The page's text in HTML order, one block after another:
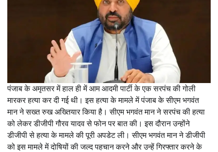
पंजाब के अमृतसर में हाल ही में आम आदमी पार्टी के एक सरपंच की गोली
मारकर हत्या कर दी गई थी। इस हत्या के मामले में पंजाब के सीएम भगवंत
मान ने सख्त रुख अख्तियार किया है। सीएम भगवंत मान ने सरपंच की हत्या
को लेकर डीजीपी गौरव यादव से फोन पर बात की। इस दौरान उन्होंने
डीजीपी से हत्या के मामले की पूरी अपडेट ली। सीएम भगवंत मान ने डीजीपी
को इस मामले में दोषियों की जल्द पहचान करने और उन्हें गिरफ्तार करने के